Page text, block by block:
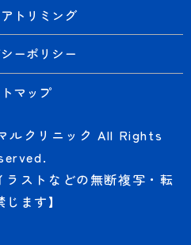
トリミング
ーポリシー
マップ
クリニック All Rights
ラストなどの無断複写・転
ます】